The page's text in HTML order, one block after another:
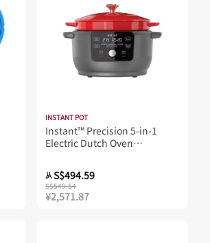
INSTANT POT
Instant™ Precision 5-in-1
Electric Dutch Oven
从S$494.59
S$549.54
¥2,571.87